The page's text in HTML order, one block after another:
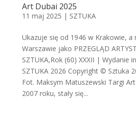
Art Dubai 2025
11 maj 2025 | SZTUKA
Ukazuje się od 1946 w Krakowie, a
Warszawie jako PRZEGLĄD
SZTUKA,Rok (60) XXXII | Wydanie
SZTUKA 2026 Copyright © Sztuka
Fot. Maksym Matuszewski Targi
2007 roku, stały się...